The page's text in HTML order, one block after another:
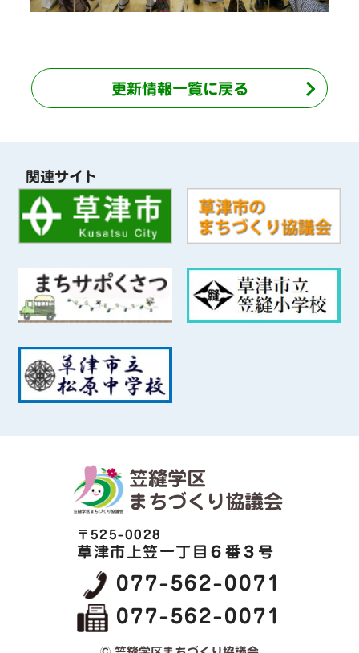
更新情報一覧に戻る
関連サイト
笠縫学区
まちづくり協議会
〒525-0028
草津市上笠一丁目６番３号
077-562-0071
077-562-0071